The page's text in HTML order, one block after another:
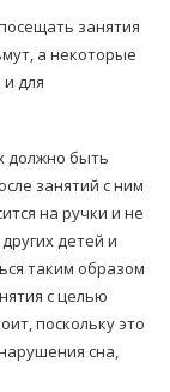
занятия
а некоторые
для
должно быть
занятий с ним
на ручки и не
детей и
таким образом
с целью
поскольку это
сна,